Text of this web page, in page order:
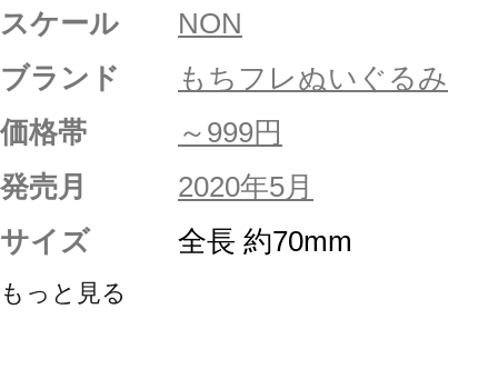
スケール
NON
ブランド
もちフレぬいぐるみ
価格帯
～999円
発売月
2020年5月
サイズ
全長 約70mm
もっと見る